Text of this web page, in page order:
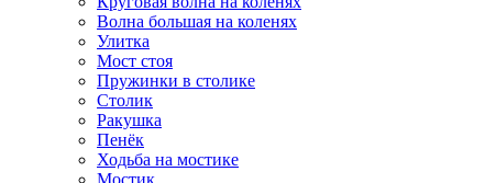
Волна большая на коленях
Улитка
Мост стоя
Пружинки в столике
Столик
Ракушка
Пенёк
Ходьба на мостике